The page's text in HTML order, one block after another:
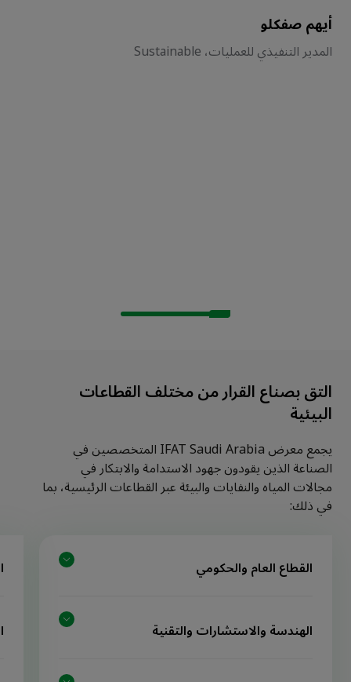
أيهم صفكلو
المدير التنفيذي للعمليات، Sustainable
التق بصناع القرار من مختلف القطاعات
البيئية
يجمع معرض IFAT Saudi Arabia المتخصصين في
الصناعة الذين يقودون جهود الاستدامة والابتكار في
مجالات المياه والنفايات والبيئة عبر القطاعات الرئيسية، بما
في ذلك:
القطاع العام والحكومي
شركات النظافة العامة والخاصة في المدن
الهندسة والاستشارات والتقنية